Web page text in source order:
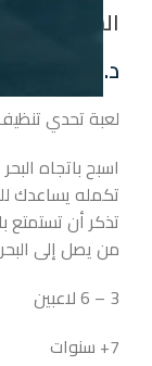
السمكة الرحالة
د.ك
لعبة تحدي
اسبح باتجاه
تكمله يساعدك
تذكر أن تستمتع
من يصل إلى
3 – 6 لاعبين
7+ سنوات